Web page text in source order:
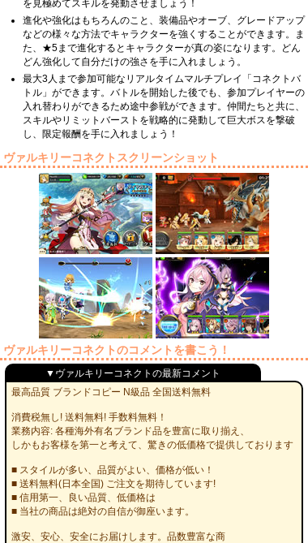
を見極めてスキルを発動させましょう！
進化や強化はもちろんのこと、装備品やオーブ、グレードアップ
などの様々な方法でキャラクターを強くすることができます。ま
た、★5まで進化するとキャラクターが真の姿になります。どん
どん強化して自分だけの強さを手に入れましょう。
最大3人まで参加可能なリアルタイムマルチプレイ「コネクトバ
トル」ができます。バトルを開始した後でも、参加プレイヤーの
入れ替わりができるため途中参戦ができます。仲間たちと共に、
スキルやリミットバーストを戦略的に発動して巨大ボスを撃破
し、限定報酬を手に入れましょう！
ヴァルキリーコネクトスクリーンショット
ヴァルキリーコネクトのコメントを書こう！
▼ヴァルキリーコネクトの最新コメント
最高品質 ブランドコピー N級品 全国送料無料
消費税無し! 送料無料! 手数料無料！
業務内容: 各種海外有名ブランド品を豊富に取り揃え、
しかもお客様を第一と考えて、驚きの低価格で提供しております
■ スタイルが多い、品質がよい、価格が低い！
■ 送料無料(日本全国) ご注文を期待しています!
■ 信用第一、良い品質、低価格は
■ 当社の商品は絶対の自信が御座います。
激安、安心、安全にお届けします。品数豊富な商